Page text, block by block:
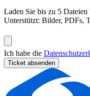
Laden Sie bis zu 5
Unterstützt: Bilder, PDFs,
Ich habe die
Ticket absenden